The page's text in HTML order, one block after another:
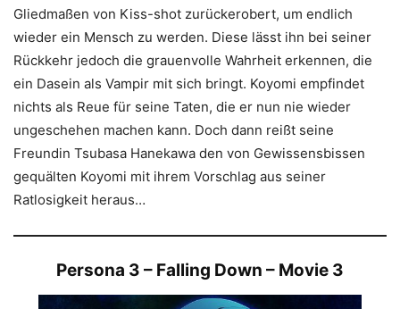
Gliedmaßen von Kiss-shot zurückerobert, um endlich
wieder ein Mensch zu werden. Diese lässt ihn bei seiner
Rückkehr jedoch die grauenvolle Wahrheit erkennen, die
ein Dasein als Vampir mit sich bringt. Koyomi empfindet
nichts als Reue für seine Taten, die er nun nie wieder
ungeschehen machen kann. Doch dann reißt seine
Freundin Tsubasa Hanekawa den von Gewissensbissen
gequälten Koyomi mit ihrem Vorschlag aus seiner
Ratlosigkeit heraus…
Persona 3 – Falling Down – Movie 3